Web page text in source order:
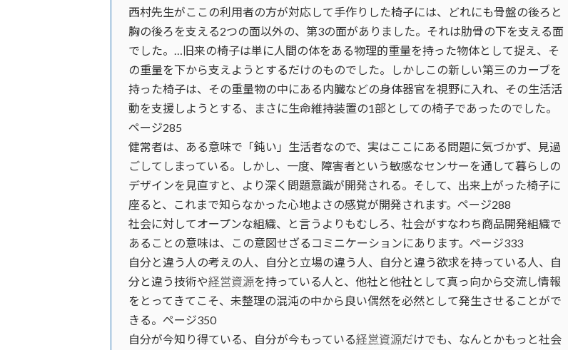
西村先生がここの利用者の方が対応して手作りした椅子には、どれにも骨盤の後ろと
胸の後ろを支える2つの面以外の、第3の面がありました。それは肋骨の下を支える面
でした。…旧来の椅子は単に人間の体をある物理的重量を持った物体として捉え、そ
の重量を下から支えようとするだけのものでした。しかしこの新しい第三のカーブを
持った椅子は、その重量物の中にある内臓などの身体器官を視野に入れ、その生活活
動を支援しようとする、まさに生命維持装置の1部としての椅子であったのでした。
ページ285
健常者は、ある意味で「鈍い」生活者なので、実はここにある問題に気づかず、見過
ごしてしまっている。しかし、一度、障害者という敏感なセンサーを通して暮らしの
デザインを見直すと、より深く問題意識が開発される。そして、出来上がった椅子に
座ると、これまで知らなかった心地よさの感覚が開発されます。ページ288
社会に対してオープンな組織、と言うよりもむしろ、社会がすなわち商品開発組織で
あることの意味は、この意図せざるコミニケーションにあります。ページ333
自分と違う人の考えの人、自分と立場の違う人、自分と違う欲求を持っている人、自
分と違う技術や経営資源を持っている人と、他社と他社として真っ向から交流し情報
をとってきてこそ、未整理の混沌の中から良い偶然を必然として発生させることがで
きる。ページ350
自分が今知り得ている、自分が今もっている経営資源だけでも、なんとかもっと社会